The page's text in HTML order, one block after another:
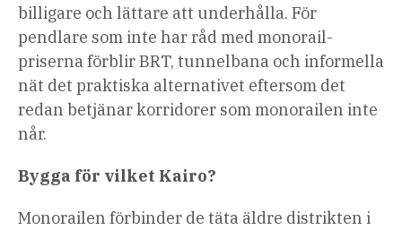
billigare och lättare att underhålla. För
pendlare som inte har råd med monorail-
priserna förblir BRT, tunnelbana och informella
nät det praktiska alternativet eftersom det
redan betjänar korridorer som monorailen inte
når.
Bygga för vilket Kairo?
Monorailen förbinder de täta äldre distrikten i